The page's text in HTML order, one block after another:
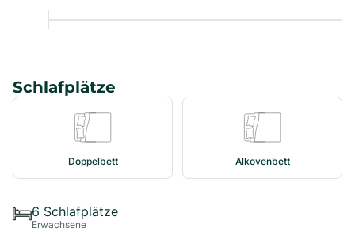
Schlafplätze
Doppelbett Alkovenbett
6 Schlafplätze
Erwachsene